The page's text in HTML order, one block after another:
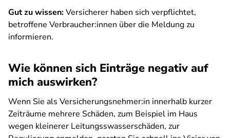
Gut zu wissen:Versicherer haben sich verpflichtet,
betroffene Verbraucher:innen über die Meldung zu
informieren.
Wie können sich Einträge negativ auf
mich auswirken?
Wenn Sie als Versicherungsnehmer:in innerhalb kurzer
Zeiträume mehrere Schäden, zum Beispiel im Haus
wegen kleinerer Leitungsswasserschäden, zur